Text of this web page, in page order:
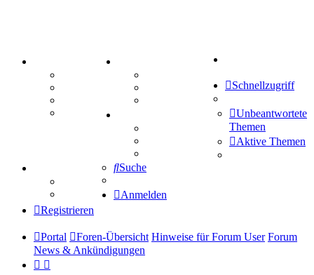
Mastodon
Treffenübersicht
Zitatesammlung
Schiffe versenken
Tipprunde
Comunio
Schnellzugriff
Unbeantwortete
Themen
Aktive Themen
Suche
Anmelden
Registrieren
Portal Foren-Übersicht Hinweise für Forum User Forum
News & Ankündigungen